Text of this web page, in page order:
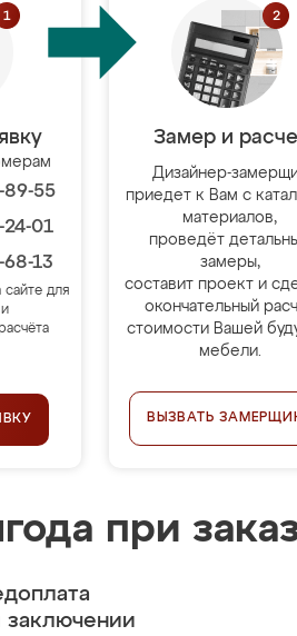
55
01
13
сайте для
Замер и
Дизайнер-
приедет к Вам с
материалов,
проведёт
замеры,
составит проект и
окончательный
стоимости Вашей
мебели.
ВЫЗВАТЬ
при
заключении